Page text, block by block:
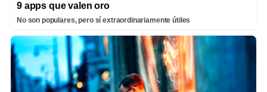
9 apps que valen oro
No son populares, pero sí extraordinariamente útiles